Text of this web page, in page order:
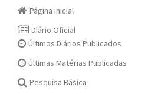
Página Inicial
Diário Oficial
Últimos Diários Publicados
Últimas Matérias Publicadas
Pesquisa Básica